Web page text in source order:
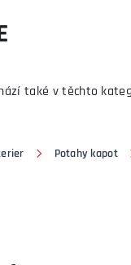
také v těchto
Potahy kapot